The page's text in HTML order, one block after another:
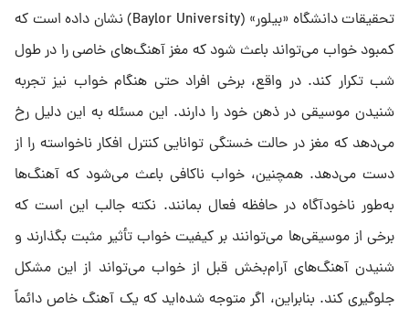
تحقیقات دانشگاه «بیلور» (Baylor University) نشان داده است که
کمبود خواب می‌تواند باعث شود که مغز آهنگ‌های خاصی را در طول
شب تکرار کند. در واقع، برخی افراد حتی هنگام خواب نیز تجربه
شنیدن موسیقی در ذهن خود را دارند. این مسئله به این دلیل رخ
می‌دهد که مغز در حالت خستگی توانایی کنترل افکار ناخواسته را از
دست می‌دهد. همچنین، خواب ناکافی باعث می‌شود که آهنگ‌ها
به‌طور ناخودآگاه در حافظه فعال بمانند. نکته جالب این است که
برخی از موسیقی‌ها می‌توانند بر کیفیت خواب تأثیر مثبت بگذارند و
شنیدن آهنگ‌های آرام‌بخش قبل از خواب می‌تواند از این مشکل
جلوگیری کند. بنابراین، اگر متوجه شده‌اید که یک آهنگ خاص دائماً